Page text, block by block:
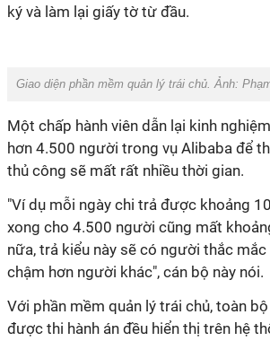
ký và làm lại giấy tờ từ đầu.
Giao diện phần mềm quản lý trái chủ. Ảnh:
Một chấp hành viên dẫn lại kinh
hơn 4.500 người trong vụ Alibaba để
thủ công sẽ mất rất nhiều thời gian.
"Ví dụ mỗi ngày chi trả được khoảng
xong cho 4.500 người cũng mất
nữa, trả kiểu này sẽ có người thắc
chậm hơn người khác", cán bộ này nói.
Với phần mềm quản lý trái chủ, toàn
được thi hành án đều hiển thị trên hệ